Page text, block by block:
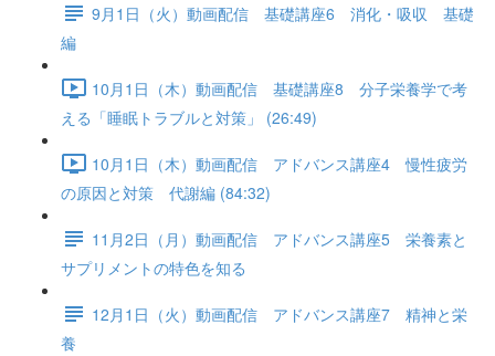
9月1日（火）動画配信 基礎講座6 消化・吸収 基礎
編
10月1日（木）動画配信 基礎講座8 分子栄養学で考
える「睡眠トラブルと対策」 (26:49)
10月1日（木）動画配信 アドバンス講座4 慢性疲労
の原因と対策 代謝編 (84:32)
11月2日（月）動画配信 アドバンス講座5 栄養素と
サプリメントの特色を知る
12月1日（火）動画配信 アドバンス講座7 精神と栄
養